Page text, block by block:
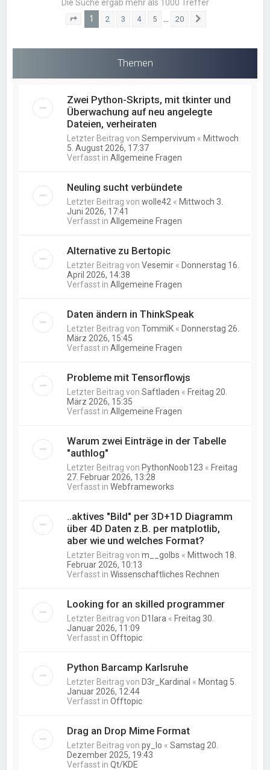
Die Suche ergab mehr als 1000 Treffer
Seite von 20
1 2 3 4 5 … 20
Themen
Zwei Python-Skripts, mit tkinter und
Überwachung auf neu angelegte
Dateien, verheiraten
Letzter Beitrag vonSempervivum « Mittwoch
5. August 2026, 17:37
Verfasst inAllgemeine Fragen
Neuling sucht verbündete
Letzter Beitrag vonwolle42 « Mittwoch 3.
Juni 2026, 17:41
Verfasst inAllgemeine Fragen
Alternative zu Bertopic
Letzter Beitrag vonVesemir « Donnerstag 16.
April 2026, 14:38
Verfasst inAllgemeine Fragen
Daten ändern in ThinkSpeak
Letzter Beitrag vonTommiK « Donnerstag 26.
März 2026, 15:45
Verfasst inAllgemeine Fragen
Probleme mit Tensorflowjs
Letzter Beitrag vonSaftladen « Freitag 20.
März 2026, 15:35
Verfasst inAllgemeine Fragen
Warum zwei Einträge in der Tabelle
"authlog"
Letzter Beitrag von PythonNoob123 « Freitag
27. Februar 2026, 13:28
Verfasst inWebframeworks
..aktives "Bild" per 3D+1D Diagramm
über 4D Daten z.B. per matplotlib,
aber wie und welches Format?
Letzter Beitrag vonm__golbs « Mittwoch 18.
Februar 2026, 10:13
Verfasst inWissenschaftliches Rechnen
Looking for an skilled programmer
Letzter Beitrag von D1lara « Freitag 30.
Januar 2026, 11:09
Verfasst inOfftopic
Python Barcamp Karlsruhe
Letzter Beitrag von D3r_Kardinal « Montag 5.
Januar 2026, 12:44
Verfasst inOfftopic
Drag an Drop Mime Format
Letzter Beitrag vonpy_lo «Samstag 20.
Dezember 2025, 19:43
Verfasst inQt/KDE